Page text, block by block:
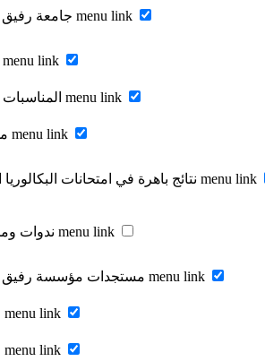
Enable جامعة رفيق الحريري menu link
Enable الرئيسية menu link
Enable المناسبات في صور menu link
Enable مستجدات menu link
Enable نتائج باهرة في امتحانات البكالوريا الفرنسية menu link
Enable ندوات ومحاضرات menu link
Enable مستجدات مؤسسة رفيق الحريري menu link
Enable مناسبات menu link
Enable مناسبات menu link